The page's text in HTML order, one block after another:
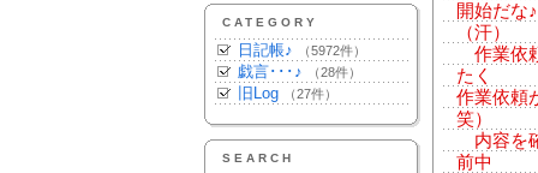
CATEGORY
日記帳♪ （5972件）
戯言･･･♪ （28件）
旧Log （27件）
SEARCH
開始だな
（汗）
作業依
たく
作業依頼
笑）
内容を
前中